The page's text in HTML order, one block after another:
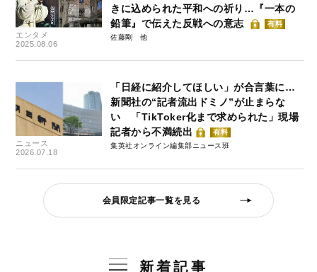
エンタメ
2025.08.06
きに込められた平和への祈り…『一本の
鉛筆』で伝えた反戦への意志
有料
佐藤剛
ニュース
2026.07.18
「日経に紹介してほしい」が合言葉に…
新聞社の“記者流出ドミノ”が止まらな
い 「TikToker化まで求められた」現場
記者から不満続出
有料
集英社オンライン編集部ニュース班
会員限定記事一覧を見る
新着記事